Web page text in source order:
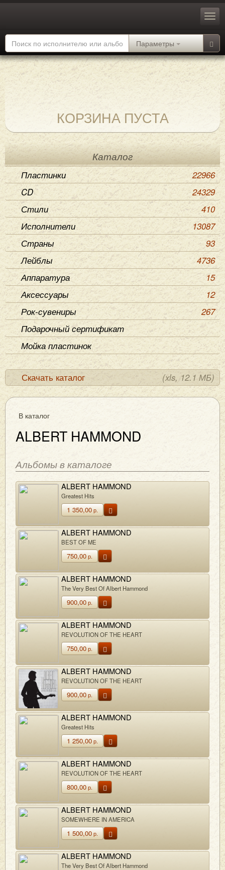
Параметры
КОРЗИНА ПУСТА
Каталог
Пластинки
22966
CD
24329
Стили
410
Исполнители
13087
Страны
93
Лейблы
4736
Аппаратура
15
Аксессуары
12
Рок-сувениры
267
Подарочный сертификат
Мойка пластинок
Скачать каталог (xls, 12.1 МБ)
В каталог
ALBERT HAMMOND
Альбомы в каталоге
ALBERT HAMMOND
Greatest Hits
1 350,00р.
ALBERT HAMMOND
BEST OF ME
750,00р.
ALBERT HAMMOND
The Very Best Of Albert Hammond
900,00р.
ALBERT HAMMOND
REVOLUTION OF THE HEART
750,00р.
ALBERT HAMMOND
REVOLUTION OF THE HEART
900,00р.
ALBERT HAMMOND
Greatest Hits
1 250,00р.
ALBERT HAMMOND
REVOLUTION OF THE HEART
800,00р.
ALBERT HAMMOND
SOMEWHERE IN AMERICA
1 500,00р.
ALBERT HAMMOND
The Very Best Of Albert Hammond